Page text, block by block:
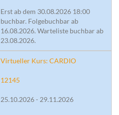
Erst ab dem 30.08.2026 18:00
buchbar. Folgebuchbar ab
16.08.2026. Warteliste buchbar ab
23.08.2026.
Virtueller Kurs: CARDIO
12145
25.10.2026 - 29.11.2026